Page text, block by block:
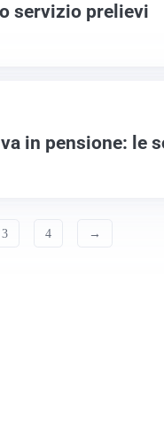
servizio prelievi
in pensione: le
3 4 →